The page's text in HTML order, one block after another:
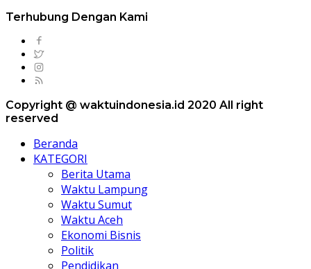
Terhubung Dengan Kami
Copyright @ waktuindonesia.id 2020 All right
reserved
Beranda
KATEGORI
Berita Utama
Waktu Lampung
Waktu Sumut
Waktu Aceh
Ekonomi Bisnis
Politik
Pendidikan